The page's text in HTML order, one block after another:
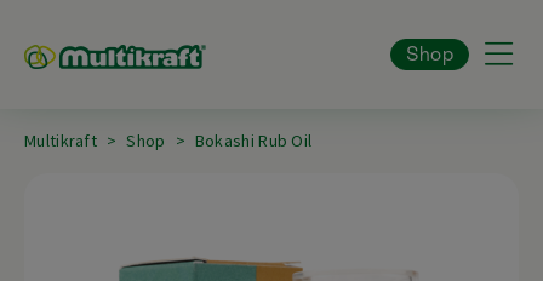
Shop
Multikraft Shop Bokashi Rub Oil